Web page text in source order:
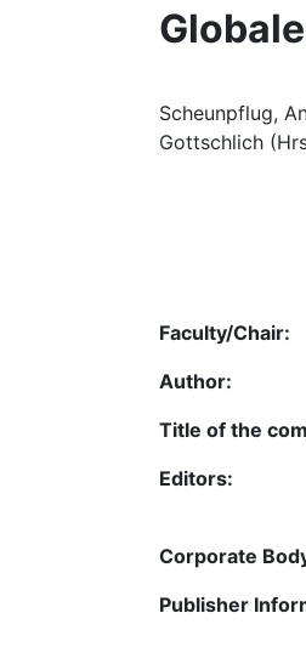
Scheunpflug,
Gottschlich
Faculty/Chair:
Author:
Title of the
Editors:
Corporate
Publisher